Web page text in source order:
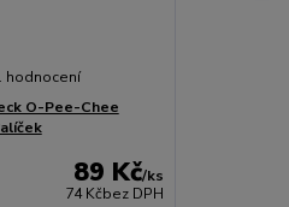
hodnocení
O-Pee-Chee
89 Kč/ks
74 Kčbez DPH